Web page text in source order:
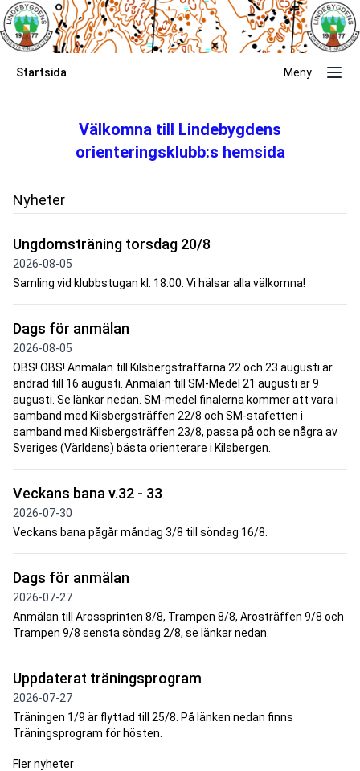
Startsida Meny
Välkomna till Lindebygdens
orienteringsklubb:s hemsida
Nyheter
Ungdomsträning torsdag 20/8
2026-08-05
Samling vid klubbstugan kl. 18:00. Vi hälsar alla välkomna!
Dags för anmälan
2026-08-05
OBS! OBS! Anmälan till Kilsbergsträffarna 22 och 23 augusti är
ändrad till 16 augusti. Anmälan till SM-Medel 21 augusti är 9
augusti. Se länkar nedan. SM-medel finalerna kommer att vara i
samband med Kilsbergsträffen 22/8 och SM-stafetten i
samband med Kilsbergsträffen 23/8, passa på och se några av
Sveriges (Världens) bästa orienterare i Kilsbergen.
Veckans bana v.32 - 33
2026-07-30
Veckans bana pågår måndag 3/8 till söndag 16/8.
Dags för anmälan
2026-07-27
Anmälan till Arossprinten 8/8, Trampen 8/8, Arosträffen 9/8 och
Trampen 9/8 sensta söndag 2/8, se länkar nedan.
Uppdaterat träningsprogram
2026-07-27
Träningen 1/9 är flyttad till 25/8. På länken nedan finns
Träningsprogram för hösten.
Fler nyheter